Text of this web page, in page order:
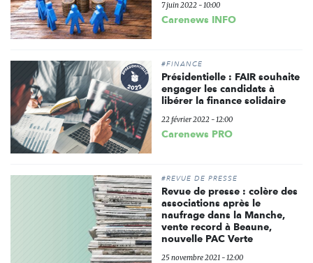
7 juin 2022 - 10:00
Carenews INFO
#FINANCE
Présidentielle : FAIR souhaite
engager les candidats à
libérer la finance solidaire
22 février 2022 - 12:00
Carenews PRO
#REVUE DE PRESSE
Revue de presse : colère des
associations après le
naufrage dans la Manche,
vente record à Beaune,
nouvelle PAC Verte
25 novembre 2021 - 12:00